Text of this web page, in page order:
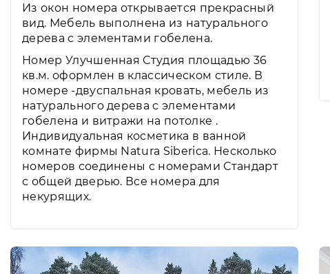
Из окон номера открывается прекрасный
вид. Мебель выполнена из натурального
дерева с элементами гобелена.
Номер Улучшенная Студия площадью 36
кв.м. оформлен в классическом стиле. В
номере -двуспальная кровать, мебель из
натурального дерева с элементами
гобелена и витражи на потолке .
Индивидуальная косметика в ванной
комнате фирмы Natura Siberica. Несколько
номеров соединены с номерами Стандарт
с общей дверью. Все номера для
некурящих.